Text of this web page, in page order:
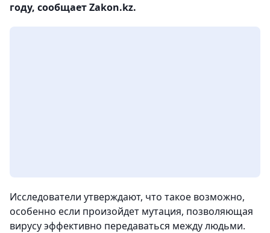
году, сообщает Zakon.kz.
Исследователи утверждают, что такое возможно,
особенно если произойдет мутация, позволяющая
вирусу эффективно передаваться между людьми.